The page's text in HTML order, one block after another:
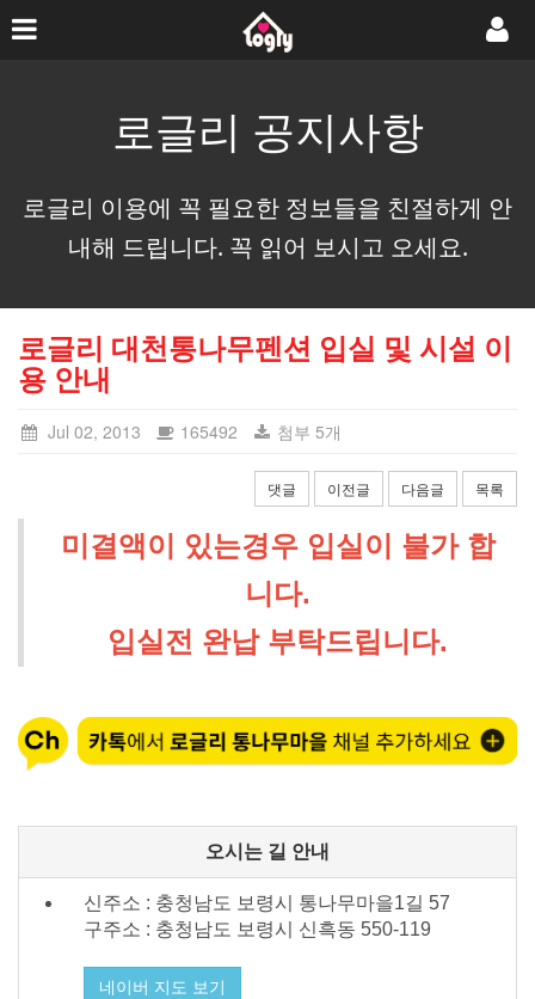
로글리 공지사항
로글리 이용에 꼭 필요한 정보들을 친절하게 안
내해 드립니다. 꼭 읽어 보시고 오세요.
로글리 대천통나무펜션 입실 및 시설 이
용 안내
Jul 02, 2013 165492 첨부 5개
댓글 이전글 다음글 목록
미결액이 있는경우 입실이 불가 합
니다.
입실전 완납 부탁드립니다.
오시는 길 안내
신주소 : 충청남도 보령시 통나무마을1길 57
구주소 : 충청남도 보령시 신흑동 550-119
네이버 지도 보기